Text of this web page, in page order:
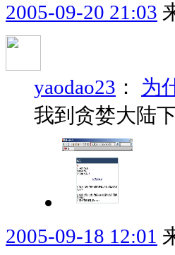
2005-09-20 21:03
yaodao23 ： 为
我到贪婪大陆
2005-09-18 12:01